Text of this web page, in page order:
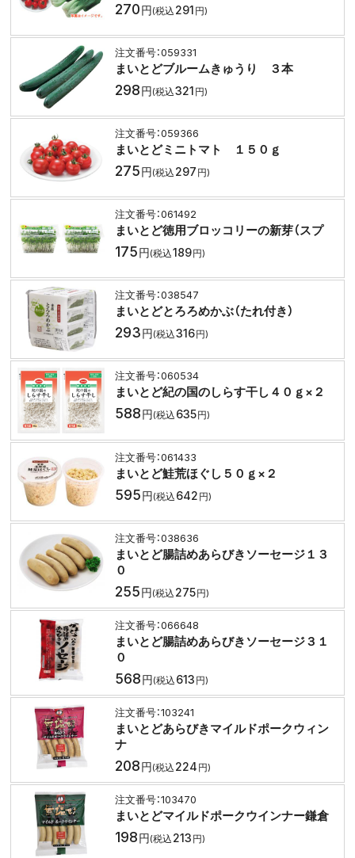
270 291
059331
まいとどブルームきゅうり ３本
298 321
059366
まいとどミニトマト １５０ｇ
275 297
061492
まいとど徳用ブロッコリーの新芽（スプ
175 189
038547
まいとどとろろめかぶ（たれ付き）
293 316
060534
まいとど紀の国のしらす干し４０ｇ×２
588 635
061433
まいとど鮭荒ほぐし５０ｇ×２
595 642
038636
まいとど腸詰めあらびきソーセージ１３
０
255 275
066648
まいとど腸詰めあらびきソーセージ３１
０
568 613
103241
まいとどあらびきマイルドポークウィン
ナ
208 224
103470
まいとどマイルドポークウインナー鎌倉
198 213